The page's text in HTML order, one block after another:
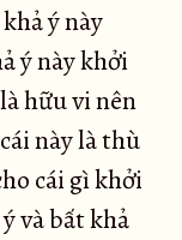
ý này
ý này khởi
hữu vi nên
này là thù
cái gì khởi
và bất khả